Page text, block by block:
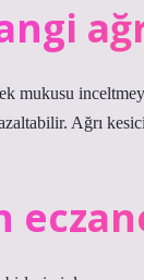
mukusu
Ağrı